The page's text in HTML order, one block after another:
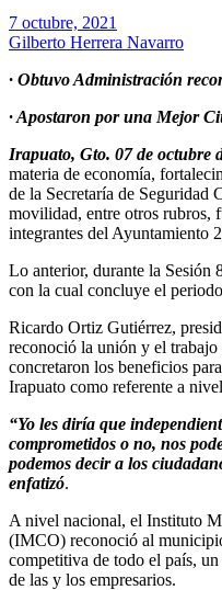
7 octubre, 2021
Gilberto Herrera Navarro
· Obtuvo Administración
· Apostaron por una Mejor
Irapuato, Gto. 07 de octubre
materia de economía,
de la Secretaría de Seguridad
movilidad, entre otros rubros,
integrantes del Ayuntamiento
Lo anterior, durante la Sesión
con la cual concluye el
Ricardo Ortiz Gutiérrez,
reconoció la unión y el
concretaron los beneficios
Irapuato como referente a
“Yo les diría que
comprometidos o no, nos
podemos decir a los
enfatizó.
A nivel nacional, el Instituto
(IMCO) reconoció al
competitiva de todo el país,
de las y los empresarios.